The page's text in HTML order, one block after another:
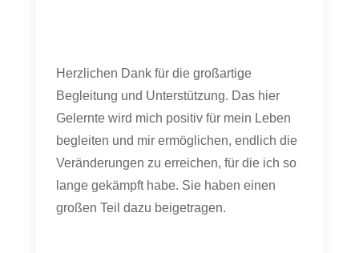
Herzlichen Dank für die großartige
Begleitung und Unterstützung. Das hier
Gelernte wird mich positiv für mein Leben
begleiten und mir ermöglichen, endlich die
Veränderungen zu erreichen, für die ich so
lange gekämpft habe. Sie haben einen
großen Teil dazu beigetragen.